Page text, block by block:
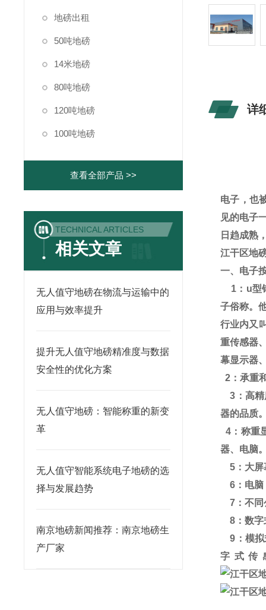
地磅出租
50吨地磅
14米地磅
80吨地磅
120吨地磅
100吨地磅
查看全部产品 >>
TECHNICAL ARTICLES
相关文章
无人值守地磅在物流与运输中的
应用与效率提升
提升无人值守地磅精准度与数据
安全性的优化方案
无人值守地磅：智能称重的新变
革
无人值守智能系统电子地磅的选
择与发展趋势
南京地磅新闻推荐：南京地磅生
产厂家
详
电子， 也
见的电子
日趋成熟
江干区地
一、电子
1 ： u型
子俗称。
行业内又
重传感器
幕显示器
2 ：承重
3 ：高
器的品质
4：称重
器、电脑
5 ：大
6 ：电
7 ：不
8 ：数
9 ：模
字式传